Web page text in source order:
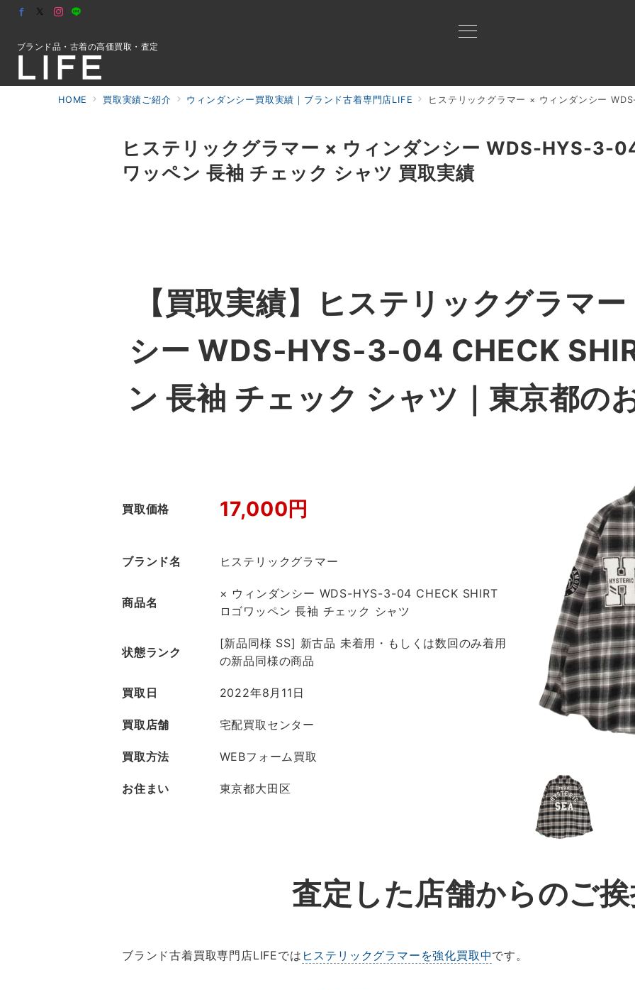
ブランド品・古着の高価買取・査定
HOME 買取実績ご紹介 ウィンダンシー買取実績｜ブランド古着専門店LIFE ヒステリックグラマー × ウィンダンシー WDS-
ヒステリックグラマー × ウィンダンシー WDS-HYS-3-
ワッペン 長袖 チェック シャツ 買取実績
【買取実績】ヒステリックグラマ
シー WDS-HYS-3-04 CHECK
ン 長袖 チェック シャツ｜東京都の
買取価格 17,000円
ブランド名 ヒステリックグラマー
商品名
× ウィンダンシー WDS-HYS-3-04 CHECK SHIRT
ロゴワッペン 長袖 チェック シャツ
状態ランク
[新品同様 SS] 新古品 未着用・もしくは数回のみ着用
の新品同様の商品
買取日 2022年8月11日
買取店舗 宅配買取センター
買取方法 WEBフォーム買取
お住まい 東京都大田区
査定した店舗からのご
ブランド古着買取専門店LIFEでは ヒステリックグラマーを強化買取中です。